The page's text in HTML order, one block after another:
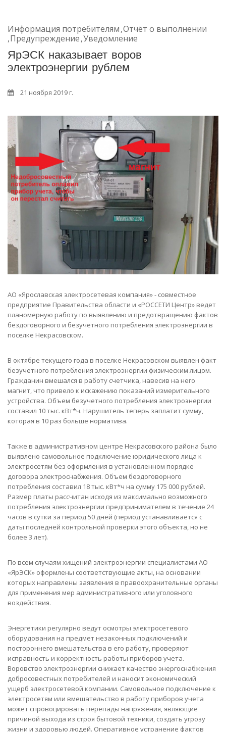
Информация потребителям Отчёт о выполнении
Предупреждение Уведомление
ЯрЭСК наказывает воров
электроэнергии рублем
21 ноября 2019 г.
АО «Ярославская электросетевая компания» - совместное
предприятие Правительства области и «РОССЕТИ Центр» ведет
планомерную работу по выявлению и предотвращению фактов
бездоговорного и безучетного потребления электроэнергии в
поселке Некрасовском.
В октябре текущего года в поселке Некрасовском выявлен факт
безучетного потребления электроэнергии физическим лицом.
Гражданин вмешался в работу счетчика, навесив на него
магнит, что привело к искажению показаний измерительного
устройства. Объем безучетного потребления электроэнергии
составил 10 тыс. кВт*ч. Нарушитель теперь заплатит сумму,
которая в 10 раз больше норматива.
Также в административном центре Некрасовского района было
выявлено самовольное подключение юридического лица к
электросетям без оформления в установленном порядке
договора электроснабжения. Объем бездоговорного
потребления составил 18 тыс. кВт*ч на сумму 175 000 рублей.
Размер платы рассчитан исходя из максимально возможного
потребления электроэнергии предпринимателем в течение 24
часов в сутки за период 50 дней (период устанавливается с
даты последней контрольной проверки этого объекта, но не
более 3 лет).
По всем случаям хищений электроэнергии специалистами АО
«ЯрЭСК» оформлены соответствующие акты, на основании
которых направлены заявления в правоохранительные органы
для применения мер административного или уголовного
воздействия.
Энергетики регулярно ведут осмотры электросетевого
оборудования на предмет незаконных подключений и
постороннего вмешательства в его работу, проверяют
исправность и корректность работы приборов учета.
Воровство электроэнергии снижает качество энергоснабжения
добросовестных потребителей и наносит экономический
ущерб электросетевой компании. Самовольное подключение к
электросетям или вмеша­тельство в работу приборов учета
может спровоцировать перепады напряжения, являющие
причиной выхода из строя бытовой техники, создать угро­зу
жизни и здоровью людей. Оперативное устранение фактов